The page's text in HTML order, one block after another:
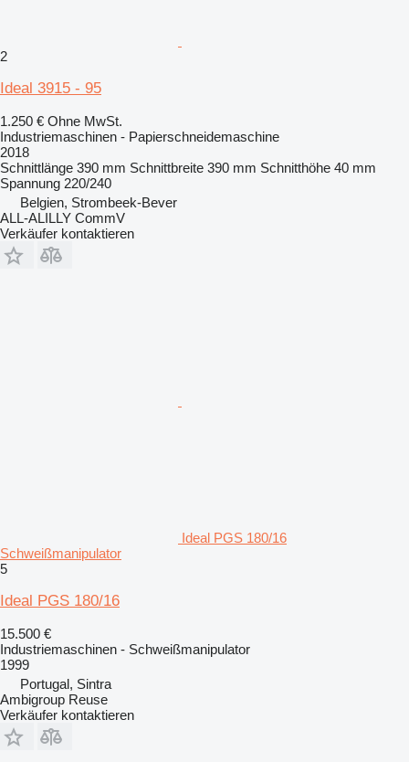
2
Ideal 3915 - 95
1.250 € Ohne MwSt.
Industriemaschinen - Papierschneidemaschine
2018
Schnittlänge 390 mm Schnittbreite 390 mm Schnitthöhe 40 mm
Spannung 220/240
Belgien, Strombeek-Bever
ALL-ALILLY CommV
Verkäufer kontaktieren
Ideal PGS 180/16
Schweißmanipulator
5
Ideal PGS 180/16
15.500 €
Industriemaschinen - Schweißmanipulator
1999
Portugal, Sintra
Ambigroup Reuse
Verkäufer kontaktieren